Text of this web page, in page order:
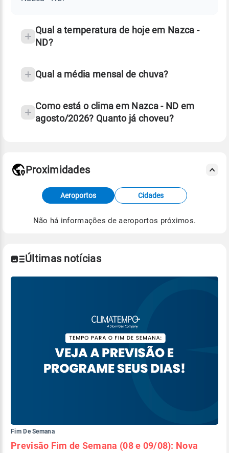
Qual a temperatura de hoje em Nazca -
ND?
Qual a média mensal de chuva?
Como está o clima em Nazca - ND em
agosto/2026? Quanto já choveu?
Fonte: dados combinados de estações
meteorológicas e satélite do Centro de Previsão
de Tempo e Estudos Climáticos (CPTEC).
Proximidades
Aeroportos Cidades
Não há informações de aeroportos próximos.
Últimas notícias
Fim De Semana
Previsão Fim de Semana (08 e 09/08): Nova